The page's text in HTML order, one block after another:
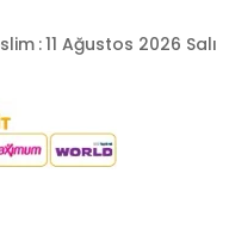
:11 Ağustos 2026 Salı